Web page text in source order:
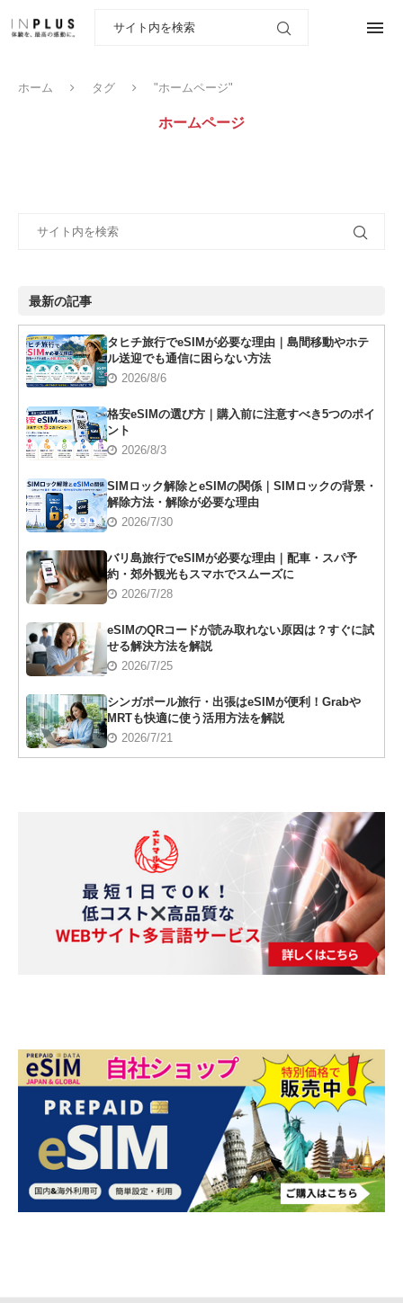
ホーム タグ "ホームページ"
ホームページ
最新の記事
タヒチ旅行でeSIMが必要な理由｜島間移動やホテ
ル送迎でも通信に困らない方法
2026/8/6
格安eSIMの選び方｜購入前に注意すべき5つのポイ
ント
2026/8/3
SIMロック解除とeSIMの関係｜SIMロックの背景・
解除方法・解除が必要な理由
2026/7/30
バリ島旅行でeSIMが必要な理由｜配車・スパ予
約・郊外観光もスマホでスムーズに
2026/7/28
eSIMのQRコードが読み取れない原因は？すぐに試
せる解決方法を解説
2026/7/25
シンガポール旅行・出張はeSIMが便利！Grabや
MRTも快適に使う活用方法を解説
2026/7/21